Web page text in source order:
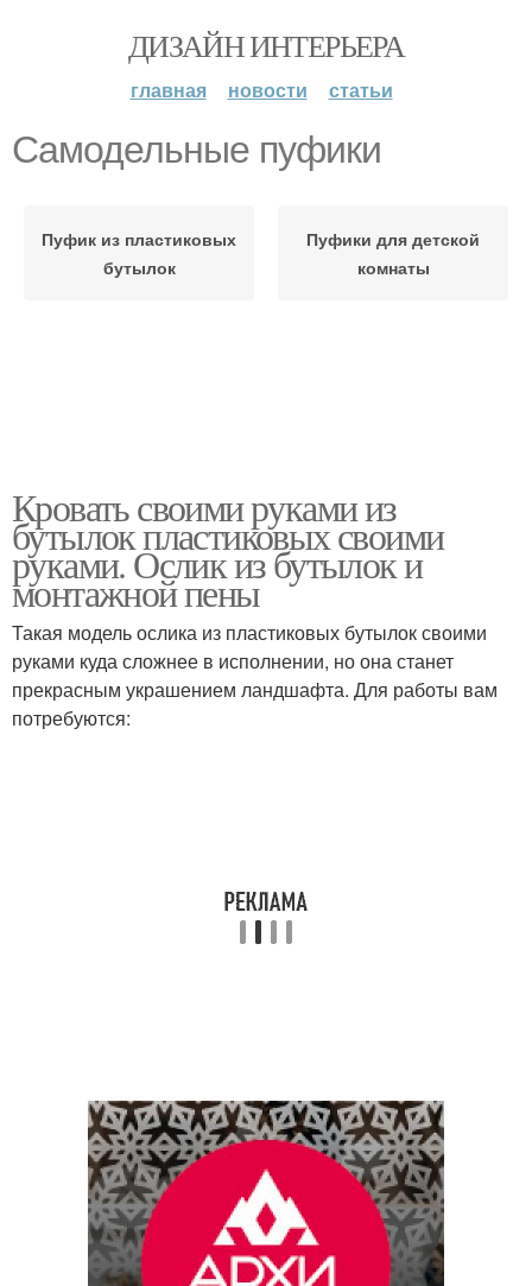
ДИЗАЙН ИНТЕРЬЕРА
главная новости статьи
Самодельные пуфики
Пуфик из пластиковых
бутылок
Пуфики для детской
комнаты
Кровать своими руками из
бутылок пластиковых своими
руками. Ослик из бутылок и
монтажной пены
Такая модель ослика из пластиковых бутылок своими
руками куда сложнее в исполнении, но она станет
прекрасным украшением ландшафта. Для работы вам
потребуются: